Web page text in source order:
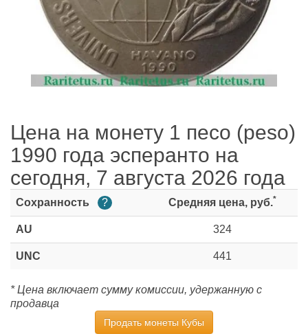
Цена на монету 1 песо (peso)
1990 года эсперанто на
сегодня, 7 августа 2026 года
Сохранность ? Средняя цена, руб.*
AU 324
UNC 441
* Цена включает сумму комиссии, удержанную с
продавца
Продать монеты Кубы